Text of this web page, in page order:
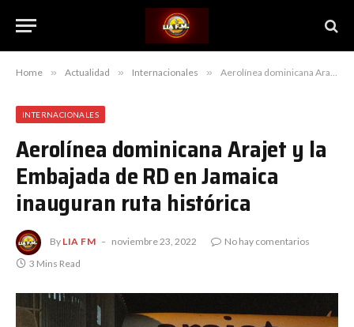
Home » Actualidad » Internacionales » Aerolínea dominicana Arajet y la Embajada de RD en Jamaica inauguran ruta histórica
INTERNACIONALES
Aerolínea dominicana Arajet y la
Embajada de RD en Jamaica
inauguran ruta histórica
By LIA FM noviembre 23, 2022
No hay comentarios
3 Mins Read